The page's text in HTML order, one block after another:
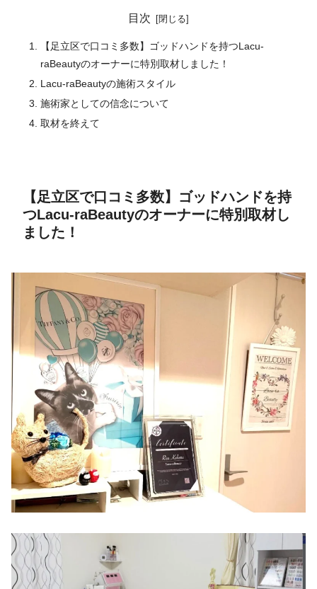
目次
【足立区で口コミ多数】ゴッドハンドを持つLacu-
raBeautyのオーナーに特別取材しました！
Lacu-raBeautyの施術スタイル
施術家としての信念について
取材を終えて
【足立区で口コミ多数】ゴッドハンドを持
つLacu-raBeautyのオーナーに特別取材し
ました！